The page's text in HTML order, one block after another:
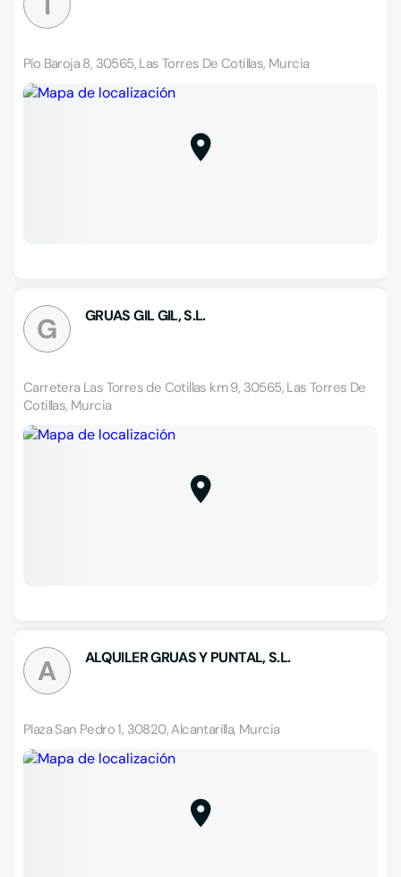
Pío Baroja 8, 30565, Las Torres De Cotillas, Murcia
G GRUAS GIL GIL, S.L.
Carretera Las Torres de Cotillas km 9, 30565, Las Torres De
Cotillas, Murcia
A ALQUILER GRUAS Y PUNTAL, S.L.
Plaza San Pedro 1, 30820, Alcantarilla, Murcia